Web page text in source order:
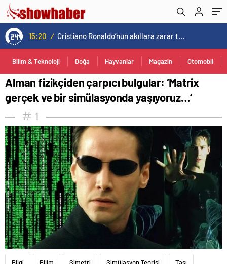
15:20 / Cristiano Ronaldo’nun akıllara zarar tüm kariyerinin istatistiğini çıkardık !
Bilim & Teknoloji Doğa Hayvanlar Magazin Otomobil
Alman fizikçiden çarpıcı bulgular: ‘Matrix
gerçek ve bir simülasyonda yaşıyoruz…’
1